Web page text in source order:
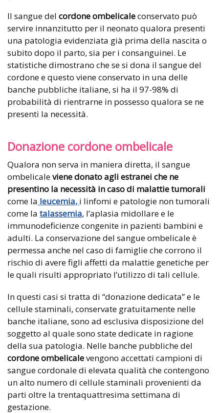
Il sangue del cordone ombelicaleconservato può
servire innanzitutto per il neonato qualora presenti
una patologia evidenziata già prima della nascita o
subito dopo il parto, sia per i consanguinei. Le
statistiche dimostrano che se si dona il sangue del
cordone e questo viene conservato in una delle
banche pubbliche italiane, si ha il 97-98% di
probabilità di rientrarne in possesso qualora se ne
presenti la necessità.
Donazione cordone ombelicale
Qualora non serva in maniera diretta, il sangue
ombelicaleviene donato agli estranei che ne
presentino la necessità in caso di malattie tumorali
come la leucemia, i linfomi e patologie non tumorali
come la talassemia, l’aplasia midollare e le
immunodeficienze congenite in pazienti bambini e
adulti. La conservazione del sangue ombelicale è
permessa anche nel caso di famiglie che corrono il
rischio di avere figli affetti da malattie genetiche per
le quali risulti appropriato l’utilizzo di tali cellule.
In questi casi si tratta di “donazione dedicata” e le
cellule staminali, conservate gratuitamente nelle
banche italiane, sono ad esclusiva disposizione del
soggetto al quale sono state dedicate in ragione
della sua patologia. Nelle banche pubbliche del
cordone ombelicalevengono accettati campioni di
sangue cordonale di elevata qualità che contengono
un alto numero di cellule staminali provenienti da
parti oltre la trentaquattresima settimana di
gestazione.